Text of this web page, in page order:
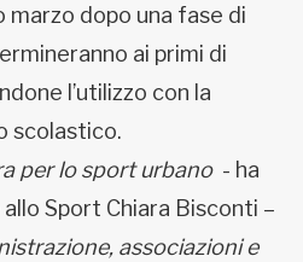
marzo dopo una fase di
ai primi di
l’utilizzo con la
scolastico.
per lo sport urbano - ha
Sport Chiara Bisconti –
associazioni e